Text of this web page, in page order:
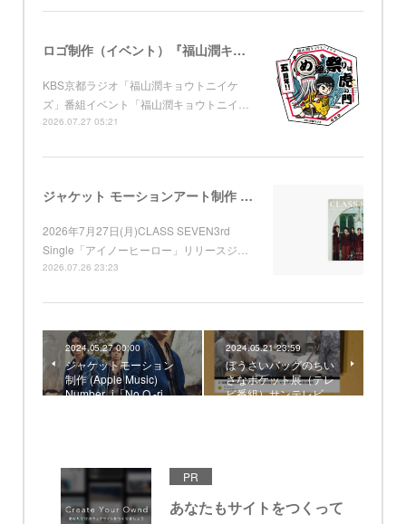
ロゴ制作（イベント）『福山潤キョウトニイケズ ～五周年！め組の祭りは虎ノ門』 KBS京都
KBS京都ラジオ「福山潤キョウトニイケ
ズ」番組イベント「福山潤キョウトニイ…
2026.07.27 05:21
ジャケット モーションアート制作 （Apple Music) CLASS SEVEN 3rd Single「アイノーヒーロー」
2026年7月27日(月)CLASS SEVEN3rd
Single「アイノーヒーロー」リリースジ…
2026.07.26 23:23
2024.05.27 00:00
ジャケットモーション
制作 (Apple Music)
Number_i「No.O -ri…
2024.05.21 23:59
ぼうさいバッグのちい
さなポケット展（テレ
ビ番組）サンテレビ…
PR
あなたもサイトをつくって